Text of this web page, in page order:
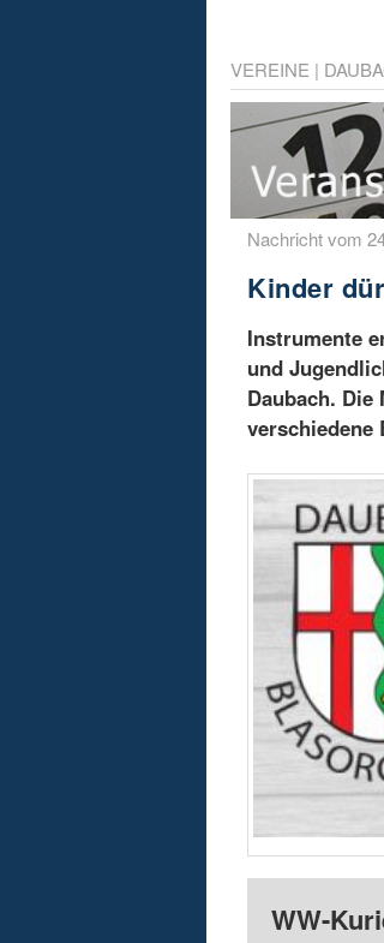
VEREINE |
Nachricht vom
Kinder
Instrumente
und
Daubach.
verschiedene
WW-